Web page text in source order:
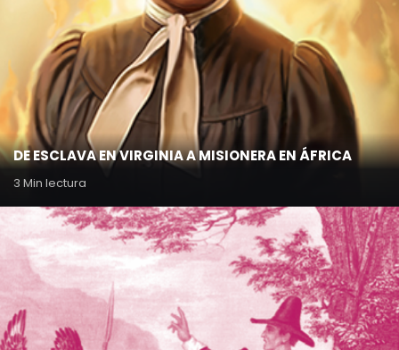
DE ESCLAVA EN VIRGINIA A MISIONERA EN ÁFRICA
3 Min lectura